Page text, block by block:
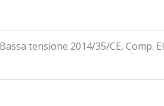
tensione 2014/35/CE, Comp.